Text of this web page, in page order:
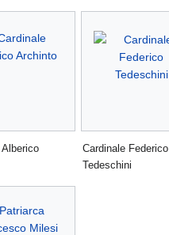
Alberico
Cardinale Federico
Tedeschini